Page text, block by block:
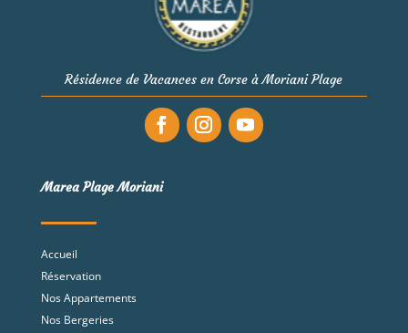
Résidence de Vacances en Corse à Moriani Plage
Marea Plage Moriani
Accueil
Réservation
Nos Appartements
Nos Bergeries